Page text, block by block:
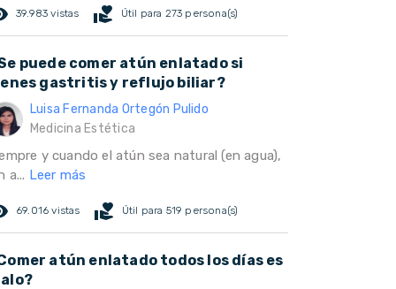
39.983 vistas volunteer_activism Útil para 273 persona(s)
puede comer atún enlatado si
gastritis y reflujo biliar?
Luisa Fernanda Ortegón Pulido
Medicina Estética
y cuando el atún sea natural (en agua),
a... Leer más
69.016 vistas volunteer_activism Útil para 519 persona(s)
atún enlatado todos los días es